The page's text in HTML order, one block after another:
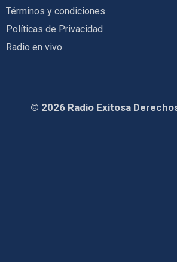
Términos y condiciones
Políticas de Privacidad
Radio en vivo
© 2026 Radio Exitosa